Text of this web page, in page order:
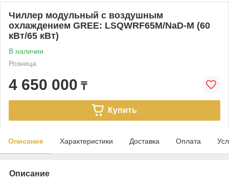
Чиллер модульный с воздушным
охлаждением GREE: LSQWRF65M/NaD-M (60
кВт/65 кВт)
В наличии
Розница
4 650 000 ₸
Купить
Описание Характеристики Доставка Оплата
Описание